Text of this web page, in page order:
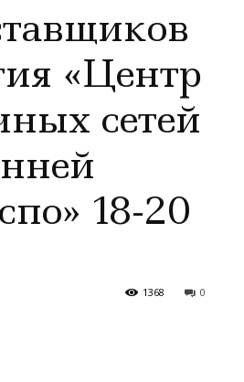
«Центр
сетей
18-20
0
1368